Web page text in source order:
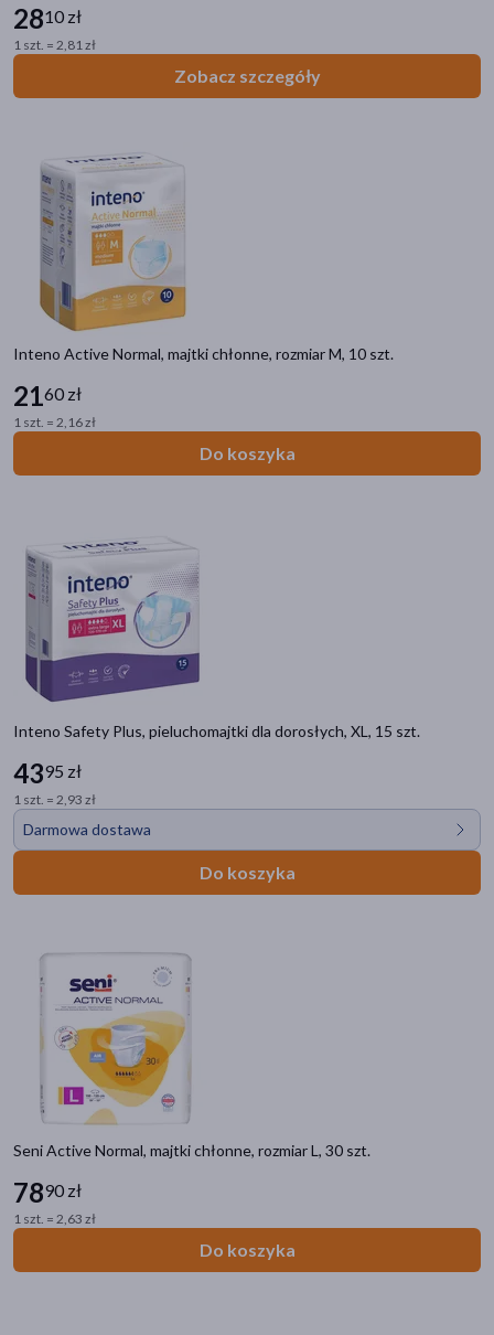
2810 zł
1 szt. = 2,81 zł
Zobacz szczegóły
Inteno Active Normal, majtki chłonne, rozmiar M, 10 szt.
2160 zł
1 szt. = 2,16 zł
Do koszyka
Inteno Safety Plus, pieluchomajtki dla dorosłych, XL, 15 szt.
4395 zł
1 szt. = 2,93 zł
Darmowa dostawa
Do koszyka
Seni Active Normal, majtki chłonne, rozmiar L, 30 szt.
7890 zł
1 szt. = 2,63 zł
Do koszyka